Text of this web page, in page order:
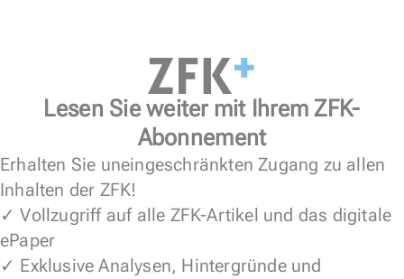
Lesen Sie weiter mit Ihrem ZFK-
Abonnement
Erhalten Sie uneingeschränkten Zugang zu allen
Inhalten der ZFK!
✓ Vollzugriff auf alle ZFK-Artikel und das digitale
ePaper
✓ Exklusive Analysen, Hintergründe und